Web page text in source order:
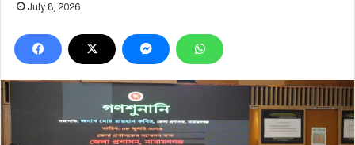
July 8, 2026